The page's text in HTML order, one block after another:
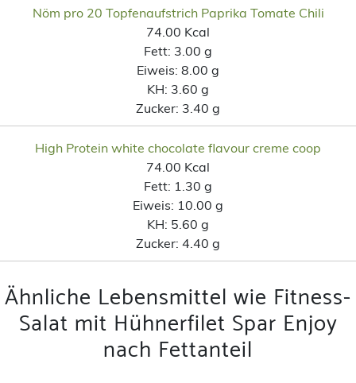
Nöm pro 20 Topfenaufstrich Paprika Tomate Chili
74.00 Kcal
Fett: 3.00 g
Eiweis: 8.00 g
KH: 3.60 g
Zucker: 3.40 g
High Protein white chocolate flavour creme coop
74.00 Kcal
Fett: 1.30 g
Eiweis: 10.00 g
KH: 5.60 g
Zucker: 4.40 g
Ähnliche Lebensmittel wie Fitness-
Salat mit Hühnerfilet Spar Enjoy
nach Fettanteil